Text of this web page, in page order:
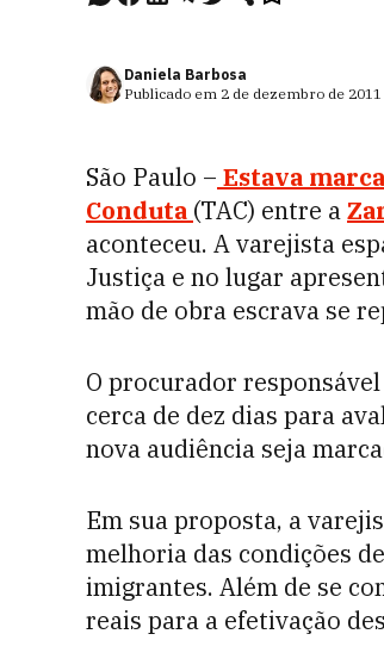
Daniela Barbosa
Publicado em 2 de dezembro de 2011
São Paulo – Estava
Conduta (TAC) entre a
aconteceu. A varejista
Justiça e no lugar
mão de obra escrava se
O procurador
cerca de dez dias para
nova audiência seja
Em sua proposta, a
melhoria das condições
imigrantes. Além de se
reais para a efetivação